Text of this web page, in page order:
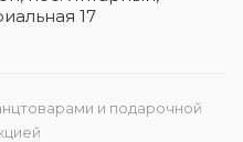
17
и подарочной